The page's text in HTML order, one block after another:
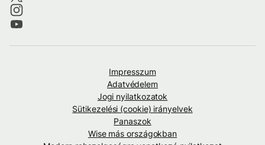
Impresszum
Adatvédelem
Jogi nyilatkozatok
Sütikezelési (cookie) irányelvek
Panaszok
Wise más országokban